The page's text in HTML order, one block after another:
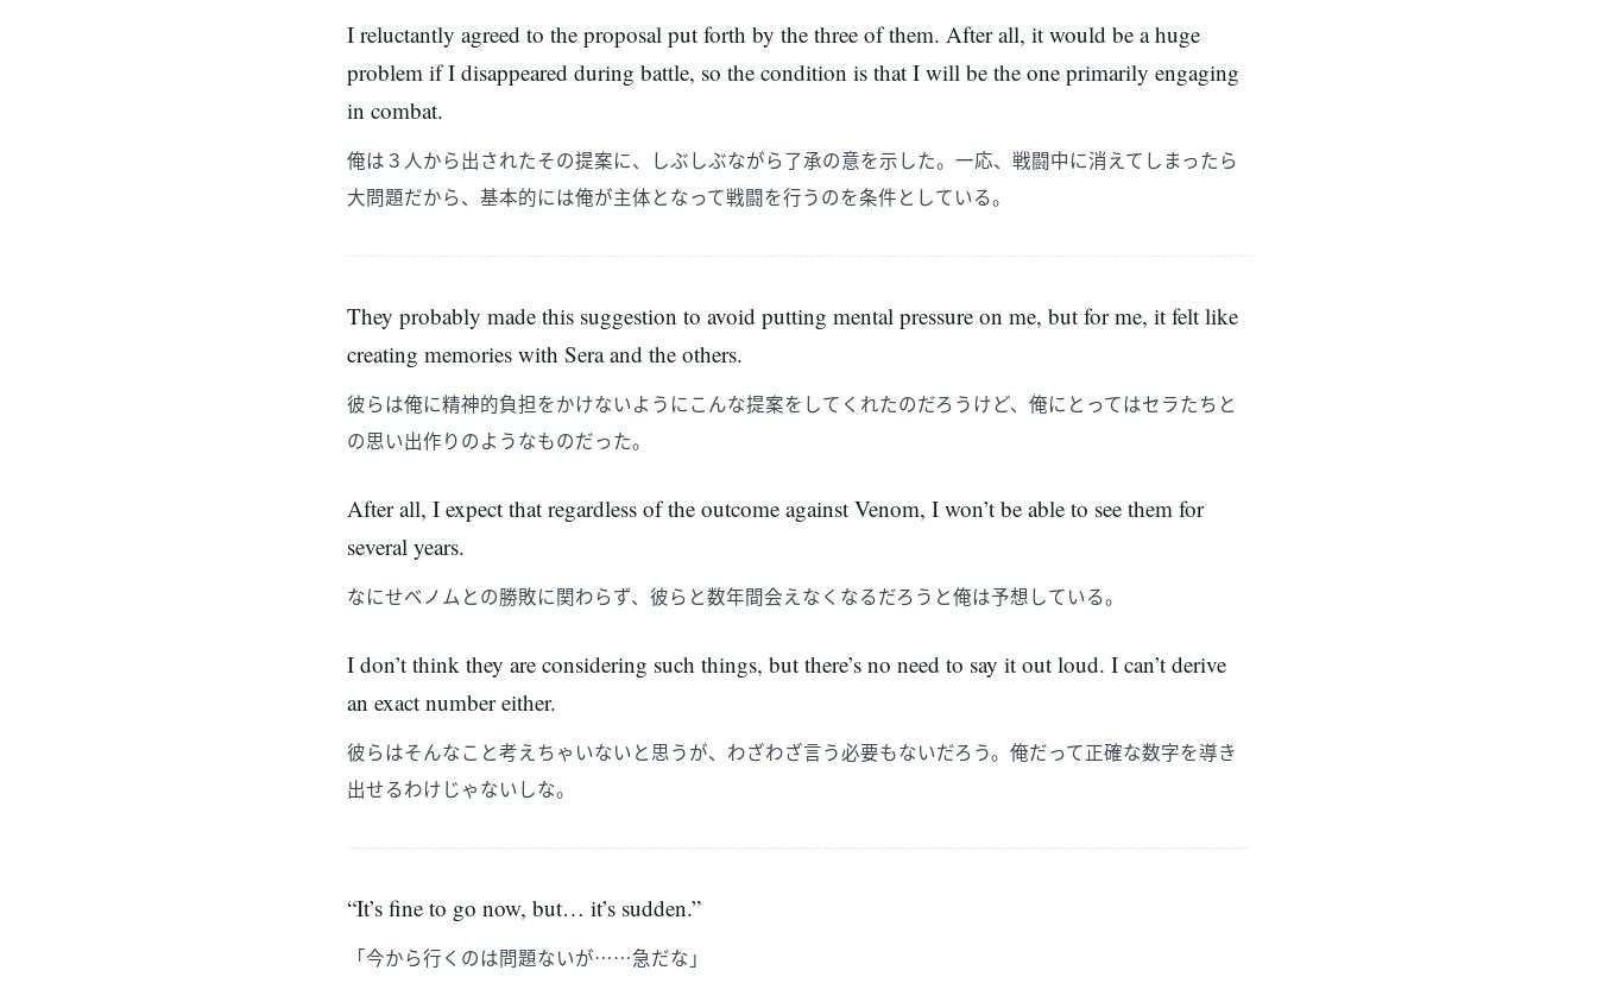
I reluctantly agreed to the proposal put forth by the three of them. After all, it would be a huge
problem if I disappeared during battle, so the condition is that I will be the one primarily engaging
in combat.
俺は３人から出されたその提案に、しぶしぶながら了承の意を示した。一応、戦闘中に消えてしまったら
大問題だから、基本的には俺が主体となって戦闘を行うのを条件としている。
They probably made this suggestion to avoid putting mental pressure on me, but for me, it felt like
creating memories with Sera and the others.
彼らは俺に精神的負担をかけないようにこんな提案をしてくれたのだろうけど、俺にとってはセラたちと
の思い出作りのようなものだった。
After all, I expect that regardless of the outcome against Venom, I won’t be able to see them for
several years.
なにせベノムとの勝敗に関わらず、彼らと数年間会えなくなるだろうと俺は予想している。
I don’t think they are considering such things, but there’s no need to say it out loud. I can’t derive
an exact number either.
彼らはそんなこと考えちゃいないと思うが、わざわざ言う必要もないだろう。俺だって正確な数字を導き
出せるわけじゃないしな。
“It’s fine to go now, but… it’s sudden.”
「今から行くのは問題ないが……急だな」